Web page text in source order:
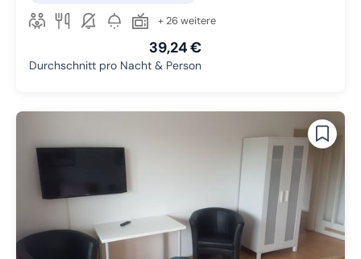
+ 26 weitere
39,24 €
Durchschnitt pro Nacht & Person